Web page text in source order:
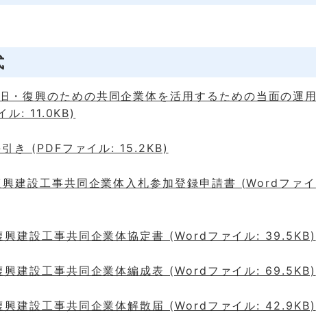
・復興のための共同企業体を活用するための当面の運用
ル: 11.0KB)
き (PDFファイル: 15.2KB)
建設工事共同企業体入札参加登録申請書 (Wordファイ
興建設工事共同企業体協定書 (Wordファイル: 39.5KB)
興建設工事共同企業体編成表 (Wordファイル: 69.5KB)
興建設工事共同企業体解散届 (Wordファイル: 42.9KB)